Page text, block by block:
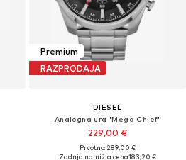
Premium
RAZPRODAJA
DIESEL
Analogna ura 'Mega Chief'
229,00 €
Prvotno: 289,00 €
Zadnja najnižja cena183,20 €